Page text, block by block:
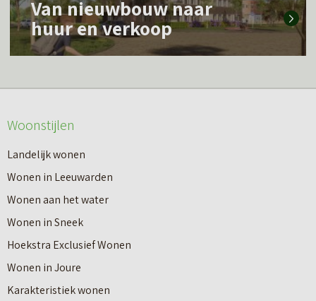
e
o
e
r
I
n
8
s
t
a
e
s
e
o
v
e
r
V
a
Van nieuwbouw naar
huur en verkoop
Woonstijlen
Landelijk wonen
Wonen in Leeuwarden
Wonen aan het water
Wonen in Sneek
Hoekstra Exclusief Wonen
Wonen in Joure
Karakteristiek wonen